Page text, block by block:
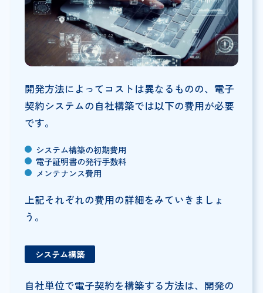
開発方法によってコストは異なるものの、電子
契約システムの自社構築では以下の費用が必要
です。
システム構築の初期費用
電子証明書の発行手数料
メンテナンス費用
上記それぞれの費用の詳細をみていきましょ
う。
システム構築
自社単位で電子契約を構築する方法は、開発の